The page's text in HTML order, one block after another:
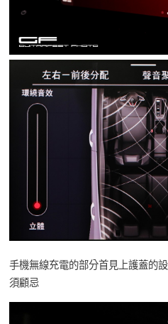
手機無線充電的部分首見上護蓋的
須顧忌